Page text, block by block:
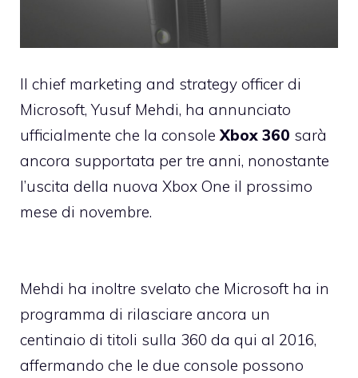
Il chief marketing and strategy officer di
Microsoft, Yusuf Mehdi, ha annunciato
ufficialmente che la consoleXbox 360 sarà
ancora supportata per tre anni, nonostante
l’uscita della nuova Xbox One il prossimo
mese di novembre.
Mehdi ha inoltre svelato che Microsoft ha in
programma di rilasciare ancora un
centinaio di titoli sulla 360 da qui al 2016,
affermando che le due console possono